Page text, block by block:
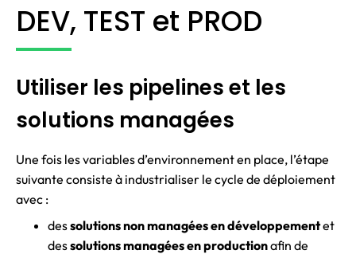
DEV, TEST et PROD
Utiliser les pipelines et les
solutions managées
Une fois les variables d’environnement en place, l’étape
suivante consiste à industrialiser le cycle de déploiement
avec :
dessolutions non managées en développementet
dessolutions managées en productionafin de